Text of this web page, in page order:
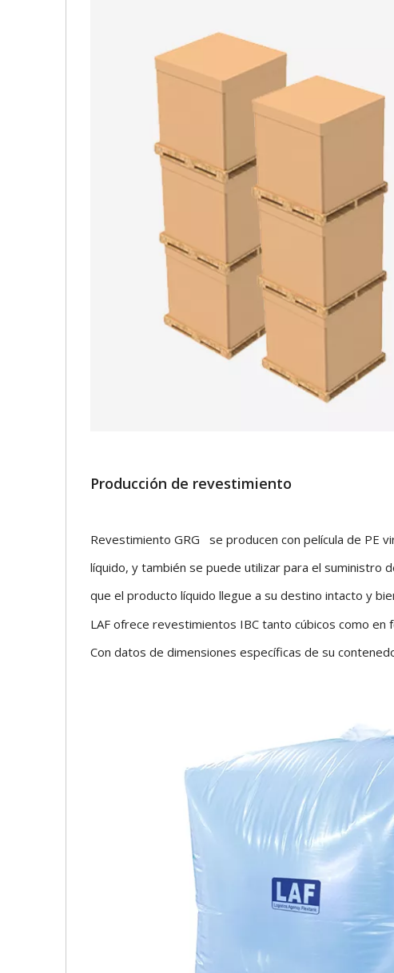
Producción de revestimiento
Revestimiento GRG se producen con película de PE
líquido, y también se puede utilizar para el
que el producto líquido llegue a su destino intacto y
LAF ofrece revestimientos IBC tanto cúbicos como
Con datos de dimensiones específicas de su